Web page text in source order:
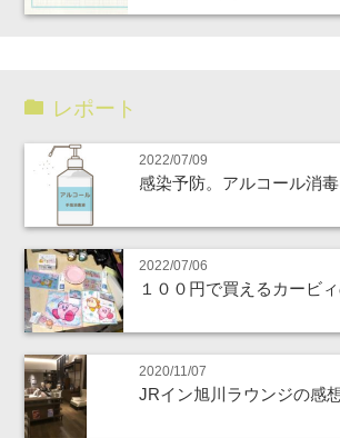
レポート
2022/07/09
感染予防。アルコール消
2022/07/06
１００円で買えるカービ
2020/11/07
JRイン旭川ラウンジの感